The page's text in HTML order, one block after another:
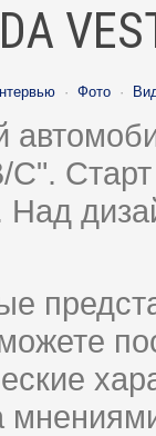
· Фото ·
Над